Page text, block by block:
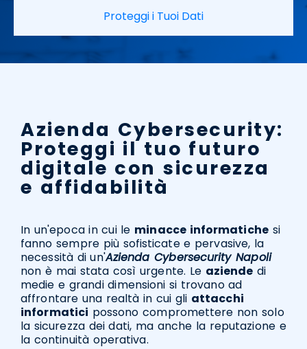
Proteggi i Tuoi Dati
Azienda Cybersecurity:
Proteggi il tuo futuro
digitale con sicurezza
e affidabilità
In un'epoca in cui le minacce informatichesi
fanno sempre più sofisticate e pervasive, la
necessità di un'Azienda Cybersecurity Napoli
non è mai stata così urgente. Le aziende di
medie e grandi dimensioni si trovano ad
affrontare una realtà in cui gli attacchi
informatici possono compromettere non solo
la sicurezza dei dati, ma anche la reputazione e
la continuità operativa.